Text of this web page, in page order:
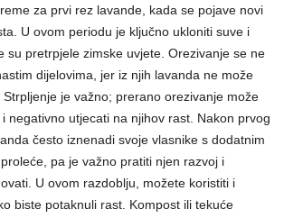
za prvi rez lavande, kada se pojave novi
U ovom periodu je ključno ukloniti suve i
su pretrpjele zimske uvjete. Orezivanje se ne
dijelovima, jer iz njih lavanda ne može
je važno; prerano orezivanje može
negativno utjecati na njihov rast. Nakon prvog
često iznenadi svoje vlasnike s dodatnim
pa je važno pratiti njen razvoj i
U ovom razdoblju, možete koristiti i
biste potaknuli rast. Kompost ili tekuće